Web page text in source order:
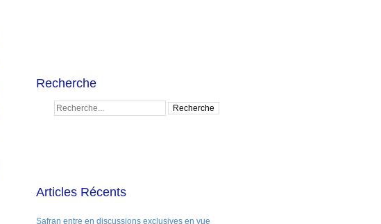
Recherche
Articles Récents
Safran entre en discussions exclusives en vue